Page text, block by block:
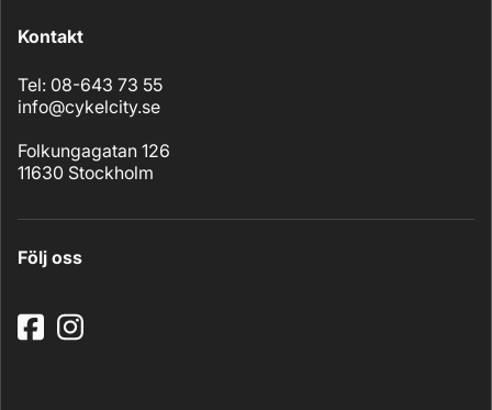
Kontakt
Tel: 08-643 73 55
info@cykelcity.se
Folkungagatan 126
11630 Stockholm
Följ oss